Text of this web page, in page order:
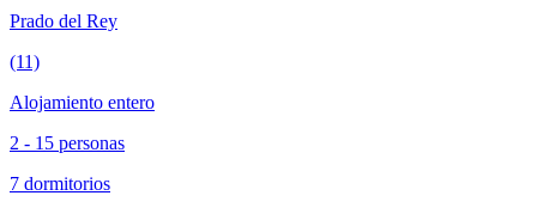
Prado del Rey
(11)
Alojamiento entero
2 - 15 personas
7 dormitorios